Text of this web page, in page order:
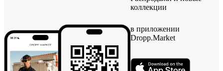
коллекции
в приложении
Dropp.Market